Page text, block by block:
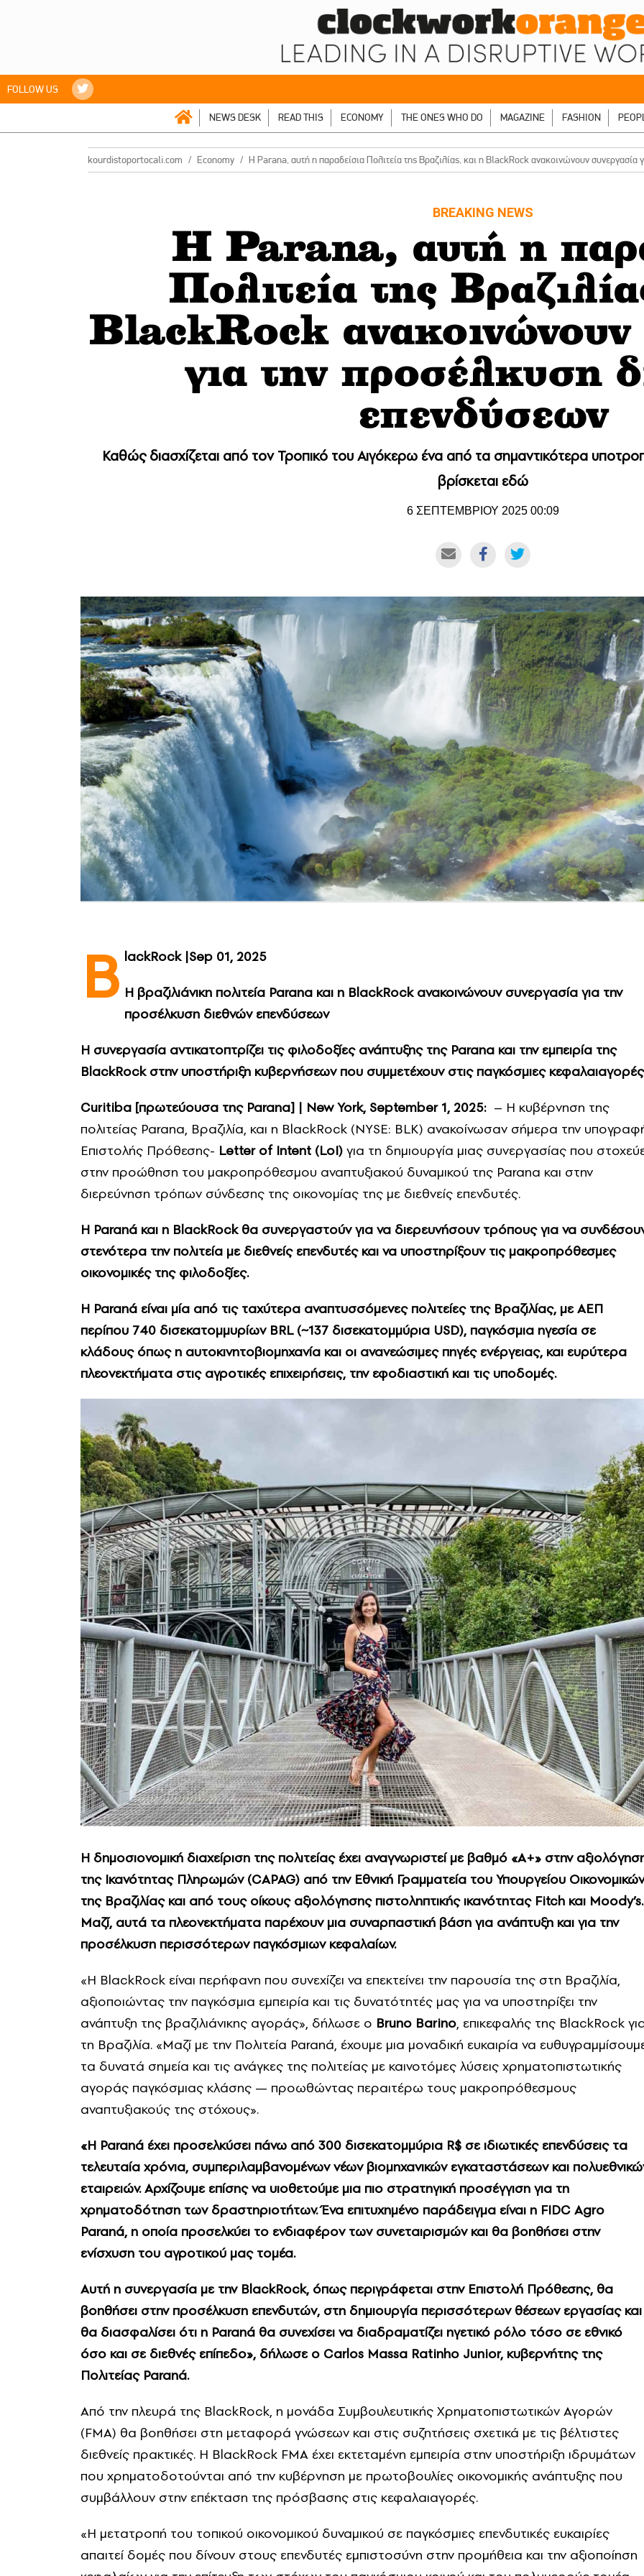
FOLLOW US
NEWS DESK READ THIS ECONOMY THE ONES WHO DO MAGAZINE FASHION
kourdistoportocali.com Economy H Parana, αυτή η παραδείσια Πολιτεία της Βραζιλίας, και η BlackRock ανακοινώνουν
BREAKING NEWS
H Parana, αυτή η
Πολιτεία της
BlackRock ανακοινώνουν
για την προσέλκυση
επενδύσεων
Καθώς διασχίζεται από τον Τροπικό του Αιγόκερω ένα από τα σημαντικότερα
βρίσκεται εδώ
6 ΣΕΠΤΕΜΒΡΙΟΥ 2025 00:09
B lackRock |Sep 01, 2025
Η βραζιλιάνικη πολιτεία Parana και η BlackRock ανακοινώνουν συνεργασία για την
προσέλκυση διεθνών επενδύσεων
Η συνεργασία αντικατοπτρίζει τις φιλοδοξίες ανάπτυξης της Parana και την εμπειρία της
BlackRock στην υποστήριξη κυβερνήσεων που συμμετέχουν στις παγκόσμιες κεφαλαιαγορές
Curitiba [πρωτεύουσα της Parana] | New York, September 1, 2025: – Η κυβέρνηση της
πολιτείας Parana, Βραζιλία, και η BlackRock (NYSE: BLK) ανακοίνωσαν σήμερα την
Επιστολής Πρόθεσης- Letter of Intent (LoI) για τη δημιουργία μιας συνεργασίας που
στην προώθηση του μακροπρόθεσμου αναπτυξιακού δυναμικού της Parana και στην
διερεύνηση τρόπων σύνδεσης της οικονομίας της με διεθνείς επενδυτές.
Η Paraná και η BlackRock θα συνεργαστούν για να διερευνήσουν τρόπους για να
στενότερα την πολιτεία με διεθνείς επενδυτές και να υποστηρίξουν τις μακροπρόθεσμες
οικονομικές της φιλοδοξίες.
Η Paraná είναι μία από τις ταχύτερα αναπτυσσόμενες πολιτείες της Βραζιλίας, με ΑΕΠ
περίπου 740 δισεκατομμυρίων BRL (~137 δισεκατομμύρια USD), παγκόσμια ηγεσία σε
κλάδους όπως η αυτοκινητοβιομηχανία και οι ανανεώσιμες πηγές ενέργειας, και ευρύτερα
πλεονεκτήματα στις αγροτικές επιχειρήσεις, την εφοδιαστική και τις υποδομές.
Η δημοσιονομική διαχείριση της πολιτείας έχει αναγνωριστεί με βαθμό «A+» στην
της Ικανότητας Πληρωμών (CAPAG) από την Εθνική Γραμματεία του Υπουργείου Οικονομικών
της Βραζιλίας και από τους οίκους αξιολόγησης πιστοληπτικής ικανότητας Fitch και Moody’s.
Μαζί, αυτά τα πλεονεκτήματα παρέχουν μια συναρπαστική βάση για ανάπτυξη και για την
προσέλκυση περισσότερων παγκόσμιων κεφαλαίων.
«Η BlackRock είναι περήφανη που συνεχίζει να επεκτείνει την παρουσία της στη Βραζιλία,
αξιοποιώντας την παγκόσμια εμπειρία και τις δυνατότητές μας για να υποστηρίξει την
ανάπτυξη της βραζιλιάνικης αγοράς», δήλωσε ο Bruno Barino, επικεφαλής της BlackRock
τη Βραζιλία. «Μαζί με την Πολιτεία Paraná, έχουμε μια μοναδική ευκαιρία να
τα δυνατά σημεία και τις ανάγκες της πολιτείας με καινοτόμες λύσεις χρηματοπιστωτικής
αγοράς παγκόσμιας κλάσης — προωθώντας περαιτέρω τους μακροπρόθεσμους
αναπτυξιακούς της στόχους».
«Η Paraná έχει προσελκύσει πάνω από 300 δισεκατομμύρια R$ σε ιδιωτικές επενδύσεις τα
τελευταία χρόνια, συμπεριλαμβανομένων νέων βιομηχανικών εγκαταστάσεων και
εταιρειών. Αρχίζουμε επίσης να υιοθετούμε μια πιο στρατηγική προσέγγιση για τη
χρηματοδότηση των δραστηριοτήτων. Ένα επιτυχημένο παράδειγμα είναι η FIDC Agro
Paraná, η οποία προσελκύει το ενδιαφέρον των συνεταιρισμών και θα βοηθήσει στην
ενίσχυση του αγροτικού μας τομέα.
Αυτή η συνεργασία με την BlackRock, όπως περιγράφεται στην Επιστολή Πρόθεσης, θα
βοηθήσει στην προσέλκυση επενδυτών, στη δημιουργία περισσότερων θέσεων εργασίας και
θα διασφαλίσει ότι η Paraná θα συνεχίσει να διαδραματίζει ηγετικό ρόλο τόσο σε εθνικό
όσο και σε διεθνές επίπεδο», δήλωσε ο Carlos Massa Ratinho Junior, κυβερνήτης της
Πολιτείας Paraná.
Από την πλευρά της BlackRock, η μονάδα Συμβουλευτικής Χρηματοπιστωτικών Αγορών
(FMA) θα βοηθήσει στη μεταφορά γνώσεων και στις συζητήσεις σχετικά με τις βέλτιστες
διεθνείς πρακτικές. Η BlackRock FMA έχει εκτεταμένη εμπειρία στην υποστήριξη ιδρυμάτων
που χρηματοδοτούνται από την κυβέρνηση με πρωτοβουλίες οικονομικής ανάπτυξης που
συμβάλλουν στην επέκταση της πρόσβασης στις κεφαλαιαγορές.
«Η μετατροπή του τοπικού οικονομικού δυναμικού σε παγκόσμιες επενδυτικές ευκαιρίες
απαιτεί δομές που δίνουν στους επενδυτές εμπιστοσύνη στην προμήθεια και την αξιοποίηση